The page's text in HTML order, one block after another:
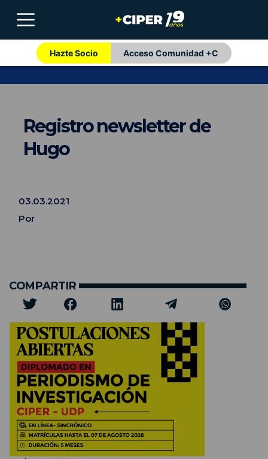
Hazte Socio Acceso Comunidad +C
Registro newsletter de
Hugo
03.03.2021
Por
COMPARTIR